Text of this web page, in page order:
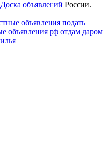
Доска объявлений России.
объявления подать
объявления рф отдам даром